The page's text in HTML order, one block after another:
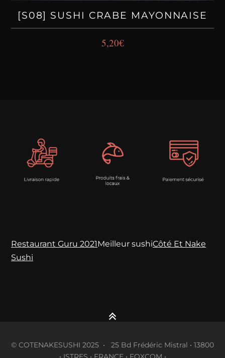
[S08] SUSHI CRABE MAYONNAISE
5,20€
Restaurant Guru 2021Meilleur sushiCôté Et Nake
Sushi
© COTENAKESUSHI 2025 • 25 Bd Frédéric Mistral • 13800